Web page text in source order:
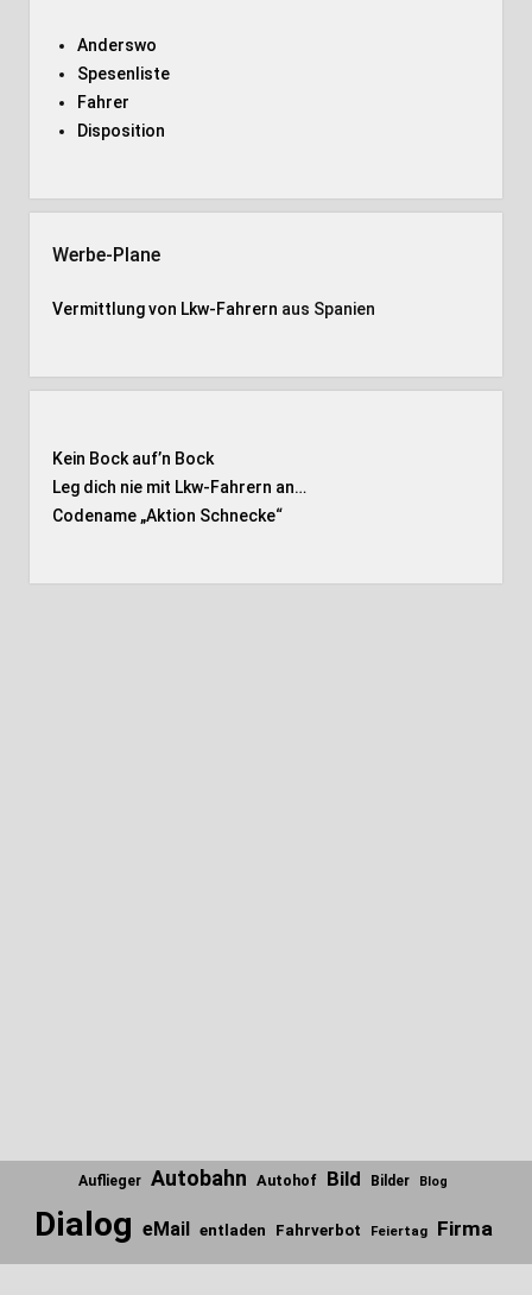
Anderswo
Spesenliste
Fahrer
Disposition
Werbe-Plane
Vermittlung von Lkw-Fahrern aus Spanien
Kein Bock auf’n Bock
Leg dich nie mit Lkw-Fahrern an…
Codename „Aktion Schnecke“
Auflieger Autobahn Autohof Bild Bilder Blog
Dialog eMail entladen Fahrverbot Feiertag Firma
Internet